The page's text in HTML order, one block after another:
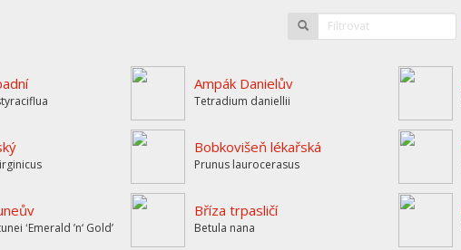
Ampák Danielův
Tetradium daniellii
Bobkovišeň lékařská
Prunus laurocerasus
ʻEmerald ’n‘ Goldʼ
Bříza trpasličí
Betula nana